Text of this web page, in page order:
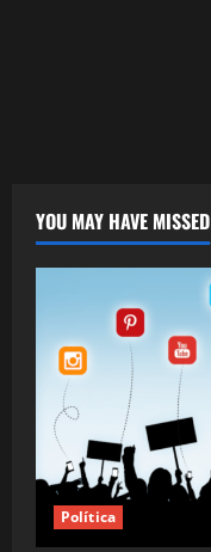
YOU MAY HAVE MISSED
Política